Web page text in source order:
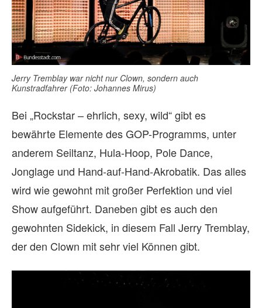
Jerry Tremblay war nicht nur Clown, sondern auch
Kunstradfahrer (Foto: Johannes Mirus)
Bei „Rockstar – ehrlich, sexy, wild“ gibt es
bewährte Elemente des GOP-Programms, unter
anderem Seiltanz, Hula-Hoop, Pole Dance,
Jonglage und Hand-auf-Hand-Akrobatik. Das alles
wird wie gewohnt mit großer Perfektion und viel
Show aufgeführt. Daneben gibt es auch den
gewohnten Sidekick, in diesem Fall Jerry Tremblay,
der den Clown mit sehr viel Können gibt.